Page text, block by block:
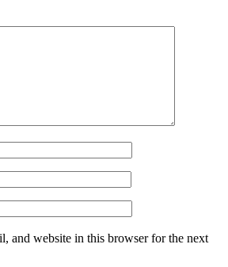
and website in this browser for the next